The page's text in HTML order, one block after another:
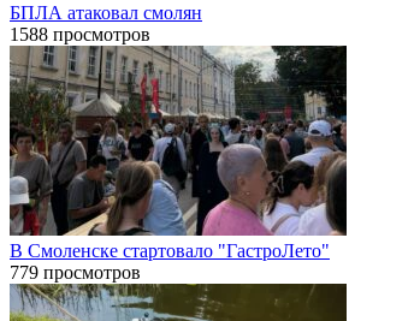
БПЛА атаковал смолян
1588 просмотров
В Смоленске стартовало "ГастроЛето"
779 просмотров